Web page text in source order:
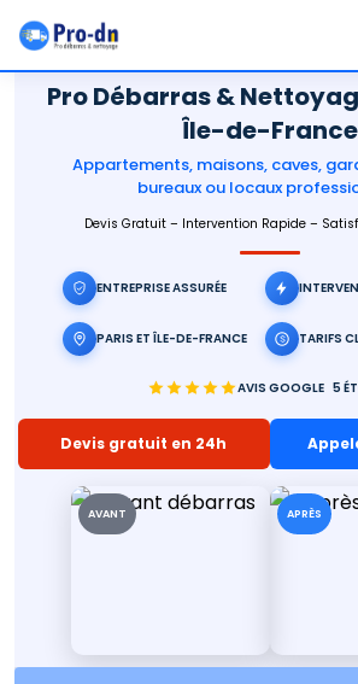
Pro Débarras &
Île-de-France
Appartements, maisons, caves,
bureaux ou locaux
Devis Gratuit – Intervention Rapide –
ENTREPRISE ASSURÉE
PARIS ET ÎLE-DE-FRANCE TARIFS
AVIS GOOGLE 5
Devis gratuit en 24h
AVANT APRÈS